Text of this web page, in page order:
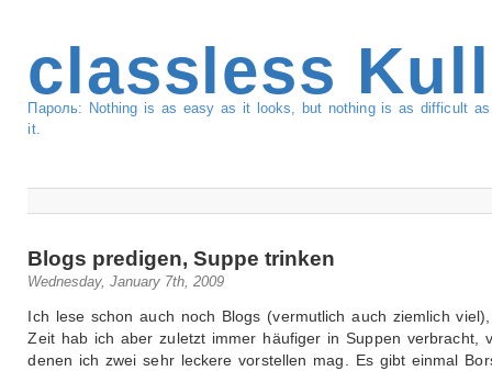
classless
Пароль: Nothing is as easy as it looks, but nothing is as difficult
it.
Blogs predigen, Suppe trinken
Wednesday, January 7th, 2009
Ich lese schon auch noch Blogs (vermutlich auch ziemlich
Zeit hab ich aber zuletzt immer häufiger in Suppen verbracht,
denen ich zwei sehr leckere vorstellen mag. Es gibt einmal